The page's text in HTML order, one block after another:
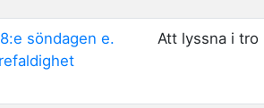
söndagen e.
Att lyssna i tro